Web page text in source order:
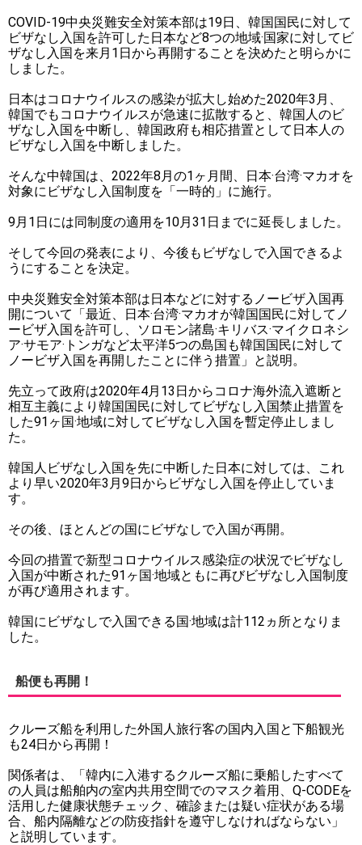
COVID-19中央災難安全対策本部は19日、韓国国民に対して
ビザなし入国を許可した日本など8つの地域·国家に対してビ
ザなし入国を来月1日から再開することを決めたと明らかに
しました。
日本はコロナウイルスの感染が拡大し始めた2020年3月、
韓国でもコロナウイルスが急速に拡散すると、韓国人のビ
ザなし入国を中断し、韓国政府も相応措置として日本人の
ビザなし入国を中断しました。
そんな中韓国は、2022年8月の1ヶ月間、日本·台湾·マカオを
対象にビザなし入国制度を「一時的」に施行。
9月1日には同制度の適用を10月31日までに延長しました。
そして今回の発表により、今後もビザなしで入国できるよ
うにすることを決定。
中央災難安全対策本部は日本などに対するノービザ入国再
開について「最近、日本·台湾·マカオが韓国国民に対してノ
ービザ入国を許可し、ソロモン諸島·キリバス·マイクロネシ
ア·サモア·トンガなど太平洋5つの島国も韓国国民に対して
ノービザ入国を再開したことに伴う措置」と説明。
先立って政府は2020年4月13日からコロナ海外流入遮断と
相互主義により韓国国民に対してビザなし入国禁止措置を
した91ヶ国·地域に対してビザなし入国を暫定停止しまし
た。
韓国人ビザなし入国を先に中断した日本に対しては、これ
より早い2020年3月9日からビザなし入国を停止していま
す。
その後、ほとんどの国にビザなしで入国が再開。
今回の措置で新型コロナウイルス感染症の状況でビザなし
入国が中断された91ヶ国·地域ともに再びビザなし入国制度
が再び適用されます。
韓国にビザなしで入国できる国·地域は計112ヵ所となりま
した。
船便も再開！
クルーズ船を利用した外国人旅行客の国内入国と下船観光
も24日から再開！
関係者は、「韓内に入港するクルーズ船に乗船したすべて
の人員は船舶内の室内共用空間でのマスク着用、Q-CODEを
活用した健康状態チェック、確診または疑い症状がある場
合、船内隔離などの防疫指針を遵守しなければならない」
と説明しています。